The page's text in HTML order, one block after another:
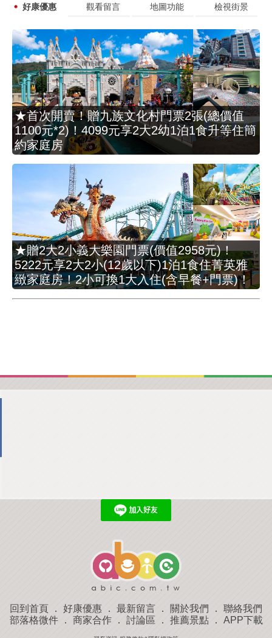
好康優惠 觀看留言 地圖功能 檢視街景
★首次開賣！贈九族文化村門票2張(總價值
1100元*2)！4099元享2大2幼1泊1食升等住簡
約家庭房
★贈2大2小義大樂園門票(價值2958元)！
5222元享2大2小(12歲以下)1泊1食住菁英雅
緻家庭房！2小可換1大入住(含早餐+門票)！
回到首頁 ． 好康優惠 ． 最新留言 ． 關於我們 ． 聯絡我們
部落格微件． 商家合作． 討論區 ． 推薦景點． APP下載